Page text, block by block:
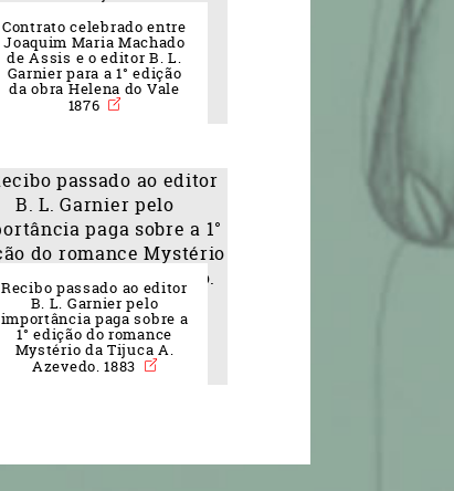
Contrato celebrado entre
Joaquim Maria Machado
de Assis e o editor B. L.
Garnier para a 1° edição
da obra Helena do Vale
1876
Recibo passado ao editor
B. L. Garnier pelo
importância paga sobre a
1° edição do romance
Mystério da Tijuca A.
Azevedo. 1883